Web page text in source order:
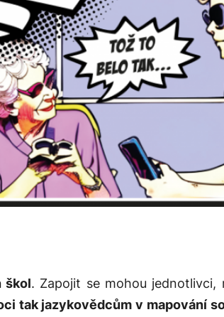
škol. Zapojit se mohou jednotlivci,
tak jazykovědcům v mapování